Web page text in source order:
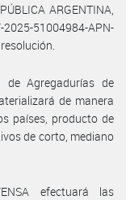
ARGENTINA,
51004984-APN-
de Agregadurías de
de manera
países, producto de
de corto, mediano
efectuará las